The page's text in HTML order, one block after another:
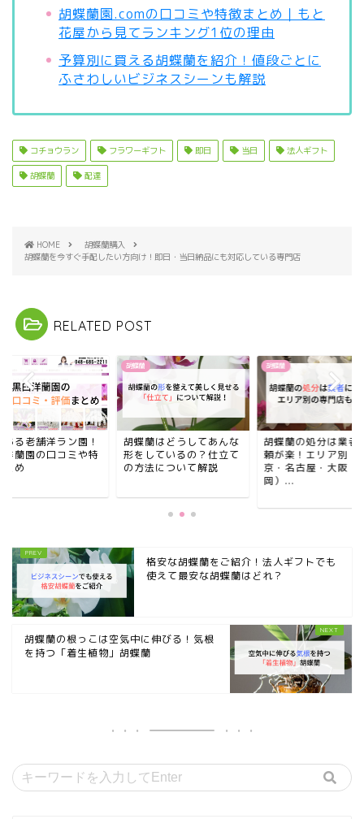
胡蝶蘭園.comの口コミや特徴まとめ｜もと
花屋から見てランキング1位の理由
予算別に買える胡蝶蘭を紹介！値段ごとに
ふさわしいビジネスシーンも解説
コチョウラン フラワーギフト 即日 当日 法人ギフト
胡蝶蘭 配達
HOME
胡蝶蘭購入
胡蝶蘭を今すぐ手配したい方向け！即日・当日納品にも対応している専門店
RELATED POST
ある老舗洋ラン園！
洋蘭園の口コミや特
とめ
胡蝶蘭
胡蝶蘭はどうしてあんな
形をしているの？仕立て
の方法について解説
胡蝶蘭
胡蝶蘭の処分は業者
頼が楽！エリア別（
京・名古屋・大阪・
岡）...
格安な胡蝶蘭をご紹介！法人ギフトでも
使えて最安な胡蝶蘭はどれ？
胡蝶蘭の根っこは空気中に伸びる！気根
を持つ「着生植物」胡蝶蘭